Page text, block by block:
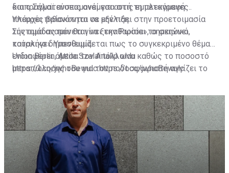
διαπραγματεύσεις ανάμεσα στις εμπλεκόμενες
πλευρές βρίσκονται σε εξέλιξη.
και ο Σάλαϊ ανυπομονεί για αυτή τη μεταγραφή.
Υπάρχει πιθανότητα να μην πάει στην προετοιμασία
της ομάδας που θα γίνει την Ρωσία», σημειώνει
τούρκικο δημοσίευμα.
Σύντομα αναμένεται να ξεκαθαρίσει το σκηνικό,
καταλήγει. Υπενθυμίζεται πως το συγκεκριμένο θέμα
ενδιαφέρει άμεσα τον Απόλλωνα καθώς το ποσοστό
μεταπώλησης του για τον ποδοσφαιριστή αγγίζει το
Union Berlin, Attila Szalai talip oldu
https://t.co/jwhoBewulc https://t.co/jwhoBewulc